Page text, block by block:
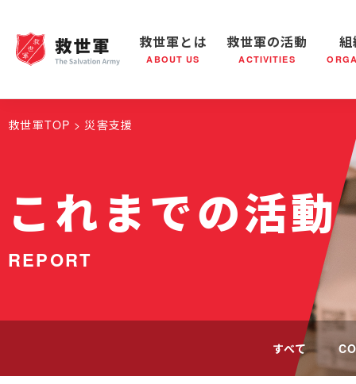
救世軍とは
ABOUT US
救世軍とは 世界が抱えている社会問題 救世軍
救世軍の活動
ACTIVITIES
救世軍の活動 社会鍋
組織概要
救世軍TOP 災害支援
これまでの活動
REPORT
すべて